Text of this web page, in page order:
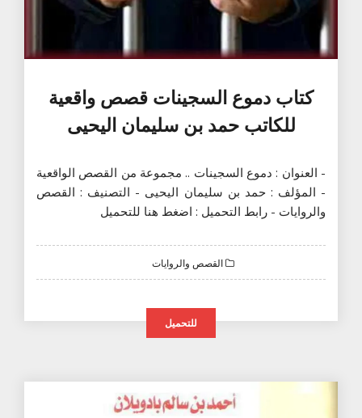
كتاب دموع السجينات قصص واقعية
للكاتب حمد بن سليمان اليحيى
- العنوان : دموع السجينات .. مجموعة من القصص الواقعية
- المؤلف : حمد بن سليمان اليحيى - التصنيف : القصص
والروايات - رابط التحميل : اضغط هنا للتحميل
القصص والروايات
للتحميل